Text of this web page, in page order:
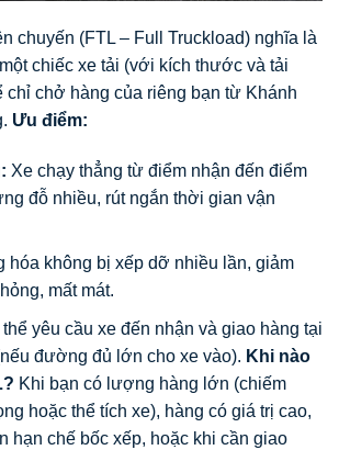
chuyến (FTL – Full Truckload) nghĩa là
chiếc xe tải (với kích thước và tải
chỉ chở hàng của riêng bạn từ Khánh
Ưu điểm:
Xe chạy thẳng từ điểm nhận đến điểm
đỗ nhiều, rút ngắn thời gian vận
hóa không bị xếp dỡ nhiều lần, giảm
mất mát.
yêu cầu xe đến nhận và giao hàng tại
đường đủ lớn cho xe vào). Khi nào
Khi bạn có lượng hàng lớn (chiếm
hoặc thể tích xe), hàng có giá trị cao,
hạn chế bốc xếp, hoặc khi cần giao